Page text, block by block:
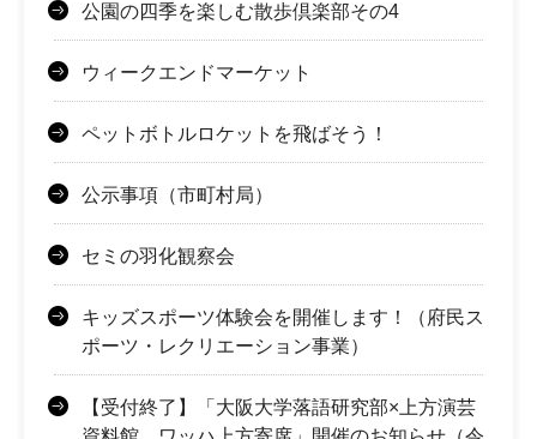
公園の四季を楽しむ散歩倶楽部その4
ウィークエンドマーケット
ペットボトルロケットを飛ばそう！
公示事項（市町村局）
セミの羽化観察会
キッズスポーツ体験会を開催します！（府民ス
ポーツ・レクリエーション事業）
【受付終了】「大阪大学落語研究部×上方演芸